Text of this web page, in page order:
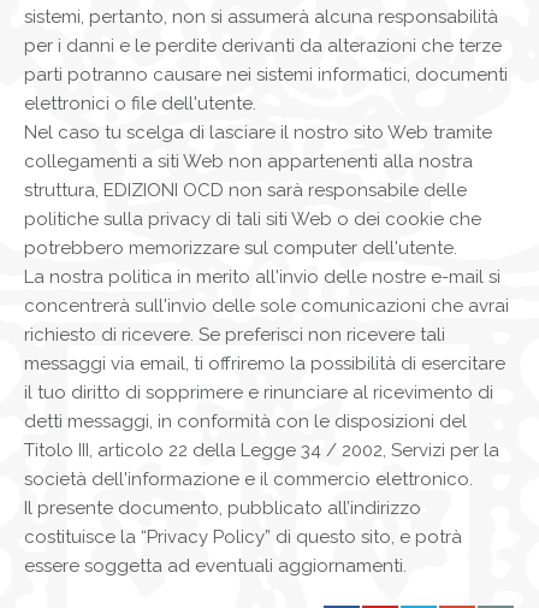
sistemi, pertanto, non si assumerà alcuna responsabilità
per i danni e le perdite derivanti da alterazioni che terze
parti potranno causare nei sistemi informatici, documenti
elettronici o file dell'utente.
Nel caso tu scelga di lasciare il nostro sito Web tramite
collegamenti a siti Web non appartenenti alla nostra
struttura, EDIZIONI OCD non sarà responsabile delle
politiche sulla privacy di tali siti Web o dei cookie che
potrebbero memorizzare sul computer dell'utente.
La nostra politica in merito all'invio delle nostre e-mail si
concentrerà sull'invio delle sole comunicazioni che avrai
richiesto di ricevere. Se preferisci non ricevere tali
messaggi via email, ti offriremo la possibilità di esercitare
il tuo diritto di sopprimere e rinunciare al ricevimento di
detti messaggi, in conformità con le disposizioni del
Titolo III, articolo 22 della Legge 34 / 2002, Servizi per la
società dell'informazione e il commercio elettronico.
Il presente documento, pubblicato all’indirizzo
costituisce la “Privacy Policy” di questo sito, e potrà
essere soggetta ad eventuali aggiornamenti.